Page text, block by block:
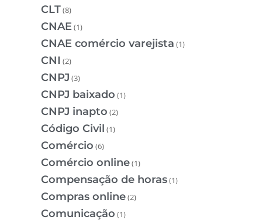
CLT(8)
CNAE(1)
CNAE comércio varejista (1)
CNI (2)
CNPJ (3)
CNPJ baixado (1)
CNPJ inapto (2)
Código Civil (1)
Comércio (6)
Comércio online(1)
Compensação de horas(1)
Compras online(2)
Comunicação (1)